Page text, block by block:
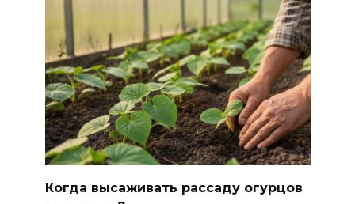
Когда высаживать рассаду огурцов